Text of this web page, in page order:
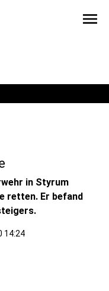
menu
in Styrum
retten. Er befand
14:24